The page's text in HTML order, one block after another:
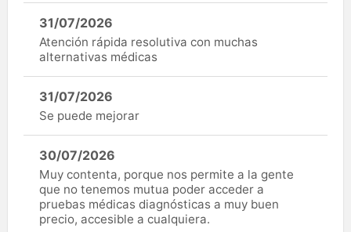
31/07/2026
Atención rápida resolutiva con muchas
alternativas médicas
31/07/2026
Se puede mejorar
30/07/2026
Muy contenta, porque nos permite a la gente
que no tenemos mutua poder acceder a
pruebas médicas diagnósticas a muy buen
precio, accesible a cualquiera.